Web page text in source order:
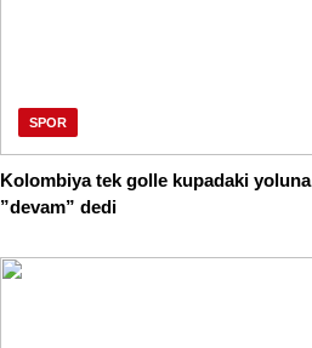
SPOR
Kolombiya tek golle kupadaki yoluna
”devam” dedi